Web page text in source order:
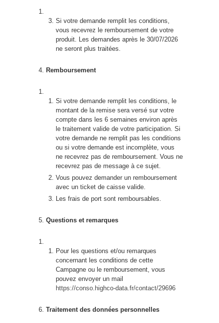
Si votre demande remplit les conditions,
vous recevrez le remboursement de votre
produit. Les demandes après le 30/07/2026
ne seront plus traitées.
Remboursement
Si votre demande remplit les conditions, le
montant de la remise sera versé sur votre
compte dans les 6 semaines environ après
le traitement valide de votre participation. Si
votre demande ne remplit pas les conditions
ou si votre demande est incomplète, vous
ne recevrez pas de remboursement. Vous ne
recevrez pas de message à ce sujet.
Vous pouvez demander un remboursement
avec un ticket de caisse valide.
Les frais de port sont remboursables.
Questions et remarques
Pour les questions et/ou remarques
concernant les conditions de cette
Campagne ou le remboursement, vous
pouvez envoyer un mail
https://conso.highco-data.fr/contact/29696
Traitement des données personnelles